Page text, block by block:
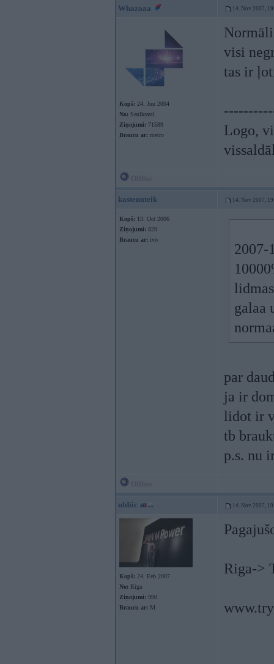
Whazaaa 14. Nov 2007,
Kopš: 24. Jun 2004
No: Saulkrasti
Ziņojumi: 71589
Braucu ar: metro
visi
tas ir
Logo,
kastenuteik 14. Nov 2007,
Kopš: 13. Oct 2006
Ziņojumi: 829
Braucu ar: ivo
2007-
galaa
par
ja ir
lidot ir
tb
p.s. nu
uldiic 14. Nov 2007,
Kopš: 24. Feb 2007
No: Rīga
Ziņojumi: 990
Braucu ar: M
Riga->